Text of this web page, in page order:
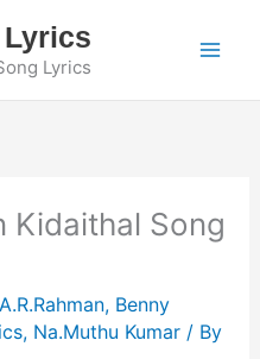
Lyrics
Lyrics
Kidaithal Song
A.R.Rahman, Benny
, Na.Muthu Kumar/ By